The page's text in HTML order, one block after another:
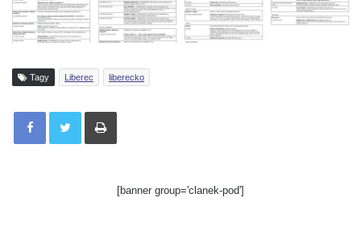
Tagy Liberec liberecko
Tisknout
[banner group='clanek-pod']